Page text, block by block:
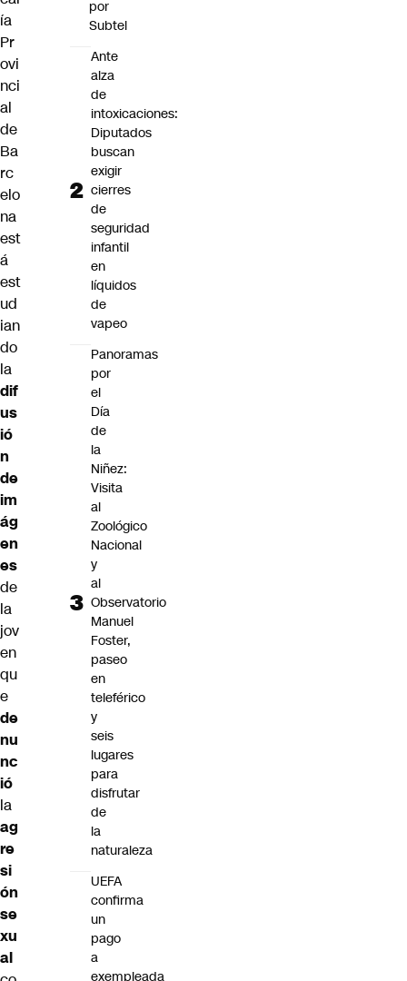
ía
Pr
ovi
nci
al
de
Ba
rc
elo
na
est
á
est
ud
ian
do
la
dif
us
ió
n
de
im
ág
en
es
de
la
jov
en
qu
e
de
nu
nc
ió
la
ag
re
si
ón
se
xu
al
por
Subtel
Ante
alza
de
intoxicaciones:
Diputados
buscan
exigir
cierres
de
seguridad
infantil
en
líquidos
de
vapeo
Panoramas
por
el
Día
de
la
Niñez:
Visita
al
Zoológico
Nacional
y
al
Observatorio
Manuel
Foster,
paseo
en
teleférico
y
seis
lugares
para
disfrutar
de
la
naturaleza
UEFA
confirma
un
pago
a
exempleada